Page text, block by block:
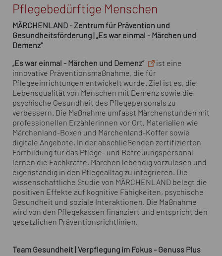
Pflegebedürftige Menschen
MÄRCHENLAND - Zentrum für Prävention und
Gesundheitsförderung | „Es war einmal - Märchen und
Demenz“
„Es war einmal - Märchen und Demenz“
ist eine
innovative Präventionsmaßnahme, die für
Pflegeeinrichtungen entwickelt wurde. Ziel ist es, die
Lebensqualität von Menschen mit Demenz sowie die
psychische Gesundheit des Pflegepersonals zu
verbessern. Die Maßnahme umfasst Märchenstunden mit
professionellen Erzählerinnen vor Ort, Materialien wie
Märchenland-Boxen und Märchenland-Koffer sowie
digitale Angebote. In der abschließenden zertifizierten
Fortbildung für das Pflege- und Betreuungspersonal
lernen die Fachkräfte, Märchen lebendig vorzulesen und
eigenständig in den Pflegealltag zu integrieren. Die
wissenschaftliche Studie von MÄRCHENLAND belegt die
positiven Effekte auf kognitive Fähigkeiten, psychische
Gesundheit und soziale Interaktionen. Die Maßnahme
wird von den Pflegekassen finanziert und entspricht den
gesetzlichen Präventionsrichtlinien.
Team Gesundheit | Verpflegung im Fokus - Genuss Plus